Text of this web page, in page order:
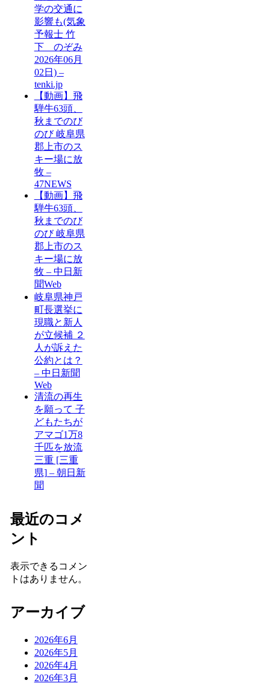
学の交通に
影響も(気象
予報士 竹
下 のぞみ
2026年06月
02日) –
tenki.jp
【動画】飛
騨牛63頭、
秋までのび
のび 岐阜県
郡上市のス
キー場に放
牧 –
47NEWS
【動画】飛
騨牛63頭、
秋までのび
のび 岐阜県
郡上市のス
キー場に放
牧 – 中日新
聞Web
岐阜県神戸
町長選挙に
現職と新人
が立候補 ２
人が訴えた
公約とは？
– 中日新聞
Web
清流の再生
を願って 子
どもたちが
アマゴ1万8
千匹を放流
三重 [三重
県] – 朝日新
聞
最近のコメ
ント
表示できるコメン
トはありません。
アーカイブ
2026年6月
2026年5月
2026年4月
2026年3月